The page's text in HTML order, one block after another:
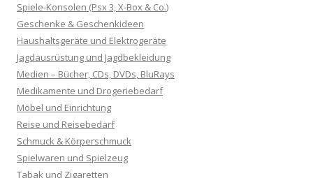
Spiele-Konsolen (Psx 3, X-Box & Co.)
Geschenke & Geschenkideen
Haushaltsgeräte und Elektrogeräte
Jagdausrüstung und Jagdbekleidung
Medien – Bücher, CDs, DVDs, BluRays
Medikamente und Drogeriebedarf
Möbel und Einrichtung
Reise und Reisebedarf
Schmuck & Körperschmuck
Spielwaren und Spielzeug
Tabak und Zigaretten